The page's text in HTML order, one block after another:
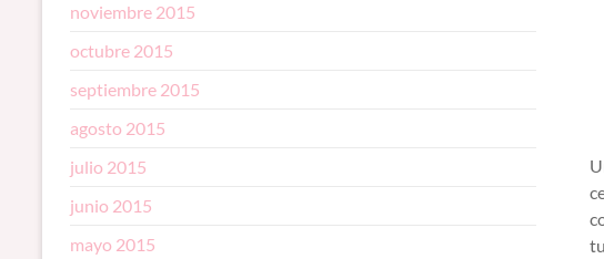
noviembre 2015
octubre 2015
septiembre 2015
agosto 2015
julio 2015
junio 2015
mayo 2015